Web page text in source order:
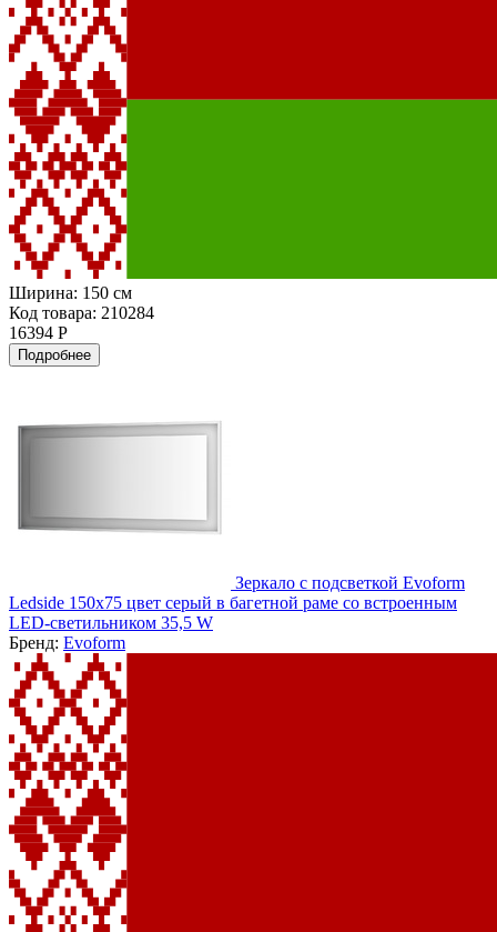
Ширина: 150 см
Код товара: 210284
16394 Р
Подробнее
Зеркало с подсветкой Evoform
Ledside 150x75 цвет серый в багетной раме со встроенным
LED-светильником 35,5 W
Бренд: Evoform